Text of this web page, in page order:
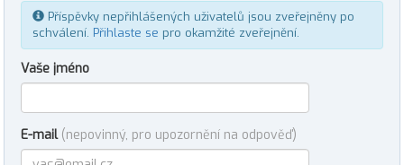
Příspěvky nepřihlášených uživatelů jsou zveřejněny po
schválení. Přihlaste se pro okamžité zveřejnění.
Vaše jméno
E-mail (nepovinný, pro upozornění na odpověď)